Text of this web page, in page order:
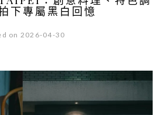
下專屬黑白回憶
on 2026-04-30